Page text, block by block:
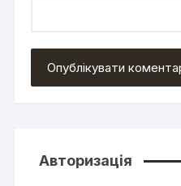
Авторизація